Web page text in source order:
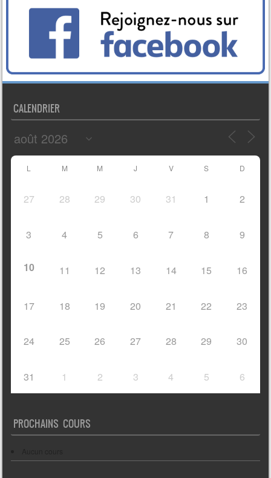
CALENDRIER
L M M J V S D
27 28 29 30 31 1 2
3 4 5 6 7 8 9
10 11 12 13 14 15 16
17 18 19 20 21 22 23
24 25 26 27 28 29 30
31 1 2 3 4 5 6
PROCHAINS COURS